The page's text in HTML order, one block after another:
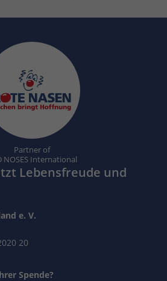
Partner of
NOSES International
Lebensfreude und
e. V.
20
Spende?